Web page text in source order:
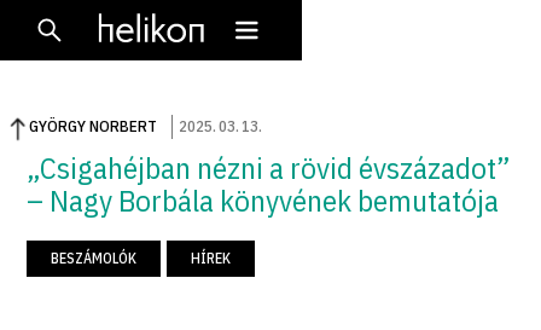
GYÖRGY NORBERT 2025.03. 13.
„Csigahéjban nézni a rövid évszázadot”
– Nagy Borbála könyvének bemutatója
BESZÁMOLÓK HÍREK